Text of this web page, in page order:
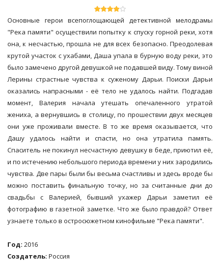
Основные герои всепоглощающей детективной мелодрамы
"Река памяти" осуществили попытку к спуску горной реки, хотя
она, к несчастью, прошла не для всех безопасно. Преодолевая
крутой участок с ухабами, Даша упала в бурную воду реки, это
было замечено другой девушкой не подавшей виду. Тому виной
Лерины страстные чувства к суженому Дарьи. Поиски Дарьи
оказались напрасными - её тело не удалось найти. Подгадав
момент, Валерия начала утешать опечаленного утратой
жениха, а вернувшись в столицу, по прошествии двух месяцев
они уже проживали вместе. В то же время оказывается, что
Дашу удалось найти и спасти, но она утратила память.
Спаситель не покинул несчастную девушку в беде, приютил её,
и по истечению небольшого периода времени у них зародились
чувства. Две пары были бы весьма счастливы и здесь вроде бы
можно поставить финальную точку, но за считанные дни до
свадьбы с Валерией, бывший ухажер Дарьи заметил её
фотографию в газетной заметке. Что же было правдой? Ответ
узнаете только в остросюжетном кинофильме "Река памяти".
Год: 2016
Создатель: Россия